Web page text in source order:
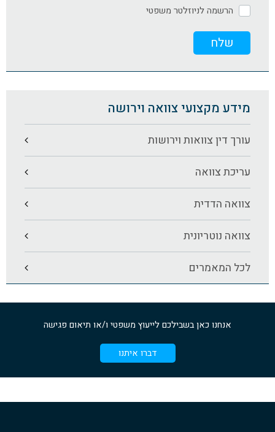
הרשמה לניוזלטר משפטי
מידע מקצועי צוואה וירושה
עורך דין צוואות וירושות
עריכת צוואה
צוואה הדדית
צוואה נוטריונית
לכל המאמרים
אנחנו כאן בשבילכם לייעוץ משפטי ו/או תיאום פגישה
דברו איתנו